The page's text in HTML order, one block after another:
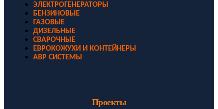
ЭЛЕКТРОГЕНЕРАТОРЫ
БЕНЗИНОВЫЕ
ГАЗОВЫЕ
ДИЗЕЛЬНЫЕ
СВАРОЧНЫЕ
ЕВРОКОЖУХИ И КОНТЕЙНЕРЫ
АВР СИСТЕМЫ
Проекты